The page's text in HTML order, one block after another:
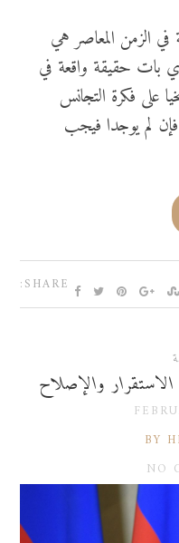
الزمن المعاصر هي
بات حقيقة واقعة في
على فكرة التجانس
لم يوجدا فيجب
SHARE:
الاستقرار والإصلاح
BY
NO